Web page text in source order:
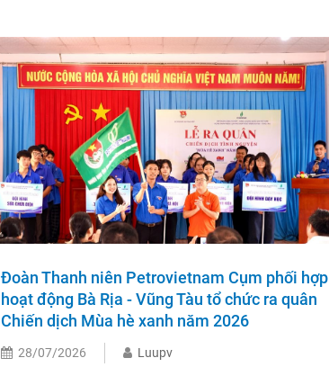
Đoàn Thanh niên Petrovietnam Cụm phối hợp
hoạt động Bà Rịa - Vũng Tàu tổ chức ra quân
Chiến dịch Mùa hè xanh năm 2026
28/07/2026 Luupv